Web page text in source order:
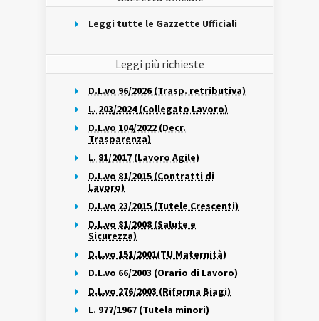
Leggi tutte le Gazzette Ufficiali
Leggi più richieste
D.L.vo 96/2026 (Trasp. retributiva)
L. 203/2024 (Collegato Lavoro)
D.L.vo 104/2022 (Decr.
Trasparenza)
L. 81/2017 (Lavoro Agile)
D.L.vo 81/2015 (Contratti di
Lavoro)
D.L.vo 23/2015 (Tutele Crescenti)
D.L.vo 81/2008 (Salute e
Sicurezza)
D.L.vo 151/2001(TU Maternità)
D.L.vo 66/2003 (Orario di Lavoro)
D.L.vo 276/2003 (Riforma Biagi)
L. 977/1967 (Tutela minori)